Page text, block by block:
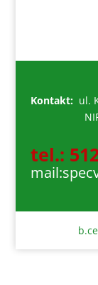
Kontakt:ul.
NIP:
tel.: